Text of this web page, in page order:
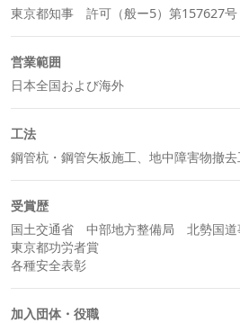
東京都知事 許可（般ー5）第157627号
営業範囲
日本全国および海外
工法
鋼管杭・鋼管矢板施工、地中障害物撤去
受賞歴
国土交通省 中部地方整備局 北勢国
東京都功労者賞
各種安全表彰
加入団体・役職